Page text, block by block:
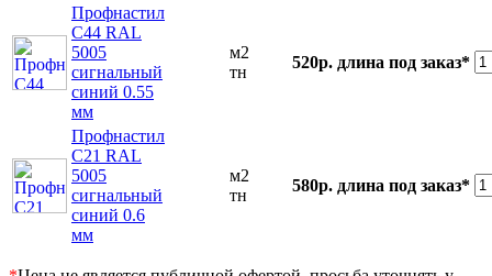
Профнастил
С44 RAL
5005
сигнальный
синий 0.55
мм
м2
тн
520р. длина под заказ*
Профнастил
С21 RAL
5005
сигнальный
синий 0.6
мм
м2
тн
580р. длина под заказ*